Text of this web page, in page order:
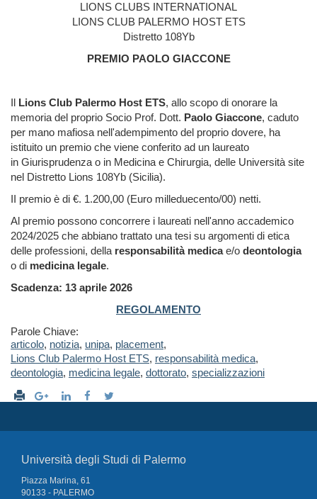
LIONS CLUBS INTERNATIONAL
LIONS CLUB PALERMO HOST ETS
Distretto 108Yb
PREMIO PAOLO GIACCONE
Il Lions Club Palermo Host ETS, allo scopo di onorare la
memoria del proprio Socio Prof. Dott. Paolo Giaccone, caduto
per mano mafiosa nell'adempimento del proprio dovere, ha
istituito un premio che viene conferito ad un laureato
in Giurisprudenza o in Medicina e Chirurgia, delle Università site
nel Distretto Lions 108Yb (Sicilia).
II premio è di €. 1.200,00 (Euro milleduecento/00) netti.
Al premio possono concorrere i laureati nell'anno accademico
2024/2025 che abbiano trattato una tesi su argomenti di etica
delle professioni, della responsabilità medicae/o deontologia
o di medicina legale.
Scadenza: 13 aprile 2026
REGOLAMENTO
Parole Chiave:
articolo, notizia, unipa, placement,
Lions Club Palermo Host ETS, responsabilità medica,
deontologia, medicina legale, dottorato, specializzazioni
Università degli Studi di Palermo
Piazza Marina, 61
90133 - PALERMO